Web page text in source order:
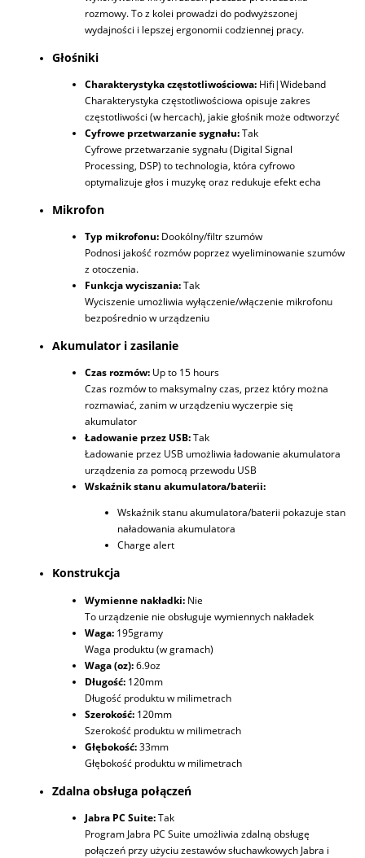
rozmowy. To z kolei prowadzi do podwyższonej
wydajności i lepszej ergonomii codziennej pracy.
Głośniki
Charakterystyka częstotliwościowa: Hifi|Wideband
Charakterystyka częstotliwościowa opisuje zakres
częstotliwości (w hercach), jakie głośnik może odtworzyć
Cyfrowe przetwarzanie sygnału:Tak
Cyfrowe przetwarzanie sygnału (Digital Signal
Processing, DSP) to technologia, która cyfrowo
optymalizuje głos i muzykę oraz redukuje efekt echa
Mikrofon
Typ mikrofonu: Dookólny/filtr szumów
Podnosi jakość rozmów poprzez wyeliminowanie szumów
z otoczenia.
Funkcja wyciszania:Tak
Wyciszenie umożliwia wyłączenie/włączenie mikrofonu
bezpośrednio w urządzeniu
Akumulator i zasilanie
Czas rozmów: Up to 15 hours
Czas rozmów to maksymalny czas, przez który można
rozmawiać, zanim w urządzeniu wyczerpie się
akumulator
Ładowanie przez USB:Tak
Ładowanie przez USB umożliwia ładowanie akumulatora
urządzenia za pomocą przewodu USB
Wskaźnik stanu akumulatora/baterii:
Wskaźnik stanu akumulatora/baterii pokazuje stan
naładowania akumulatora
Charge alert
Konstrukcja
Wymienne nakładki: Nie
To urządzenie nie obsługuje wymiennych nakładek
Waga: 195gramy
Waga produktu (w gramach)
Waga (oz):6.9oz
Długość: 120mm
Długość produktu w milimetrach
Szerokość: 120mm
Szerokość produktu w milimetrach
Głębokość:33mm
Głębokość produktu w milimetrach
Zdalna obsługa połączeń
Jabra PC Suite:Tak
Program Jabra PC Suite umożliwia zdalną obsługę
połączeń przy użyciu zestawów słuchawkowych Jabra i